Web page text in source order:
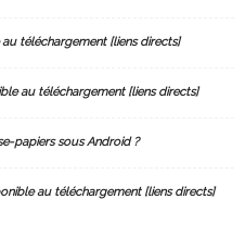
au téléchargement [liens directs]
au téléchargement [liens directs]
papiers sous Android ?
au téléchargement [liens directs]